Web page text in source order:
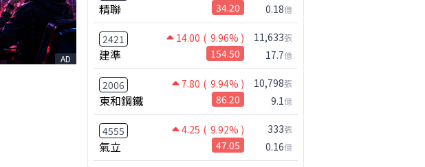
AD
精聯 34.20 0.18億
2421 14.00 ( 9.96% )
建準 154.50
11,633張
17.7億
2006 7.80 ( 9.94% )
東和鋼鐵 86.20
10,798張
9.1億
4555 4.25 ( 9.92% )
氣立 47.05
333張
0.16億